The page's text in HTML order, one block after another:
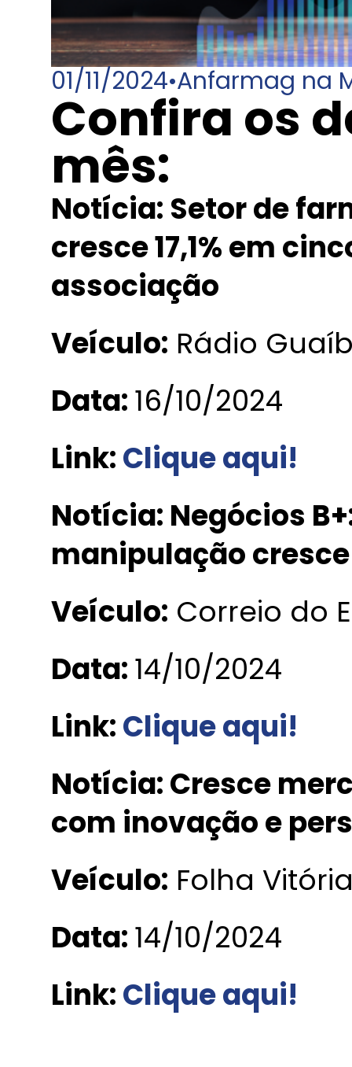
01/11/2024•Anfarmag na
Confira os
mês:
Notícia: Setor de
cresce 17,1% em
associação
Veículo: Rádio
Data:16/10/2024
Link:Clique aqui!
Notícia: Negócios
manipulação cresce
Veículo: Correio do
Data:14/10/2024
Link:Clique aqui!
Notícia: Cresce
com inovação e
Veículo: Folha
Data:14/10/2024
Link:Clique aqui!